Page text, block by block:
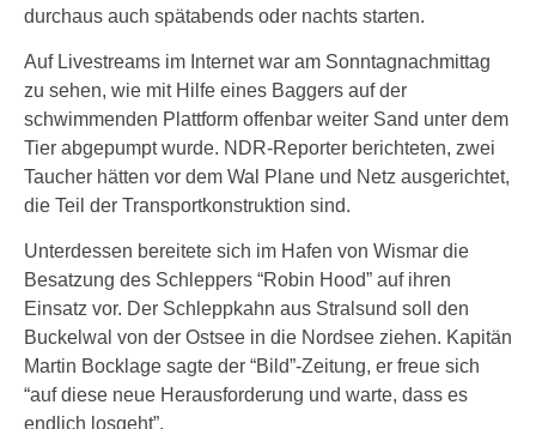
durchaus auch spätabends oder nachts starten.
Auf Livestreams im Internet war am Sonntagnachmittag
zu sehen, wie mit Hilfe eines Baggers auf der
schwimmenden Plattform offenbar weiter Sand unter dem
Tier abgepumpt wurde. NDR-Reporter berichteten, zwei
Taucher hätten vor dem Wal Plane und Netz ausgerichtet,
die Teil der Transportkonstruktion sind.
Unterdessen bereitete sich im Hafen von Wismar die
Besatzung des Schleppers “Robin Hood” auf ihren
Einsatz vor. Der Schleppkahn aus Stralsund soll den
Buckelwal von der Ostsee in die Nordsee ziehen. Kapitän
Martin Bocklage sagte der “Bild”-Zeitung, er freue sich
“auf diese neue Herausforderung und warte, dass es
endlich losgeht”.